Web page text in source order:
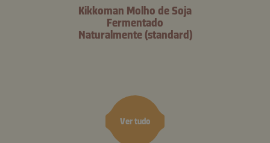
Ver tudo
Kikkoman Molho de Soja
Fermentado
Naturalmente (standard)